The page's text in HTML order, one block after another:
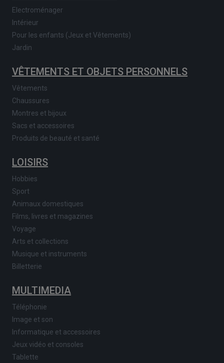
Electroménager
Intérieur
Pour les enfants (Jeux et Vêtements)
Jardin
VÊTEMENTS ET OBJETS PERSONNELS
Vêtements
Chaussures
Montres et bijoux
Sacs et accessoires
Produits de beauté et santé
LOISIRS
Hobbies
Sport
Animaux domestiques
Films, livres et magazines
Voyage
Arts et collections
Musique et instruments
Billetterie
MULTIMEDIA
Téléphonie
Image et son
Informatique et accessoires
Jeux vidéo et consoles
Tablette